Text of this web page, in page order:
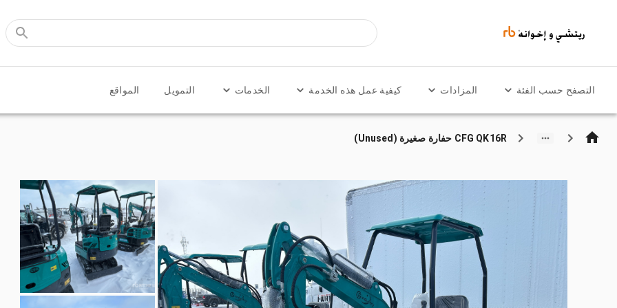
التصفح حسب الفئة المزادات كيفية عمل هذه الخدمة الخدمات التمويل المواقع
CFG QK16R حفارة صغيرة (Unused)